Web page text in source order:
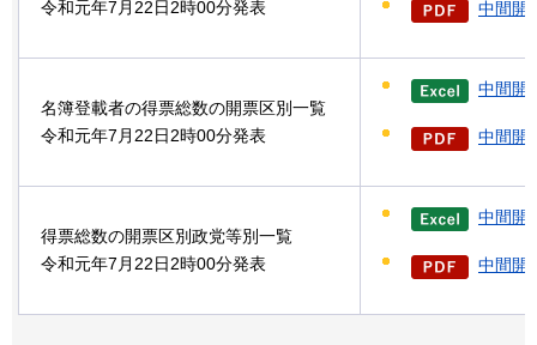
令和元年7月22日2時00分発表
中間開
名簿登載者の得票総数の開票区別一覧
令和元年7月22日2時00分発表
中間開
中間開
得票総数の開票区別政党等別一覧
令和元年7月22日2時00分発表
中間開
中間開